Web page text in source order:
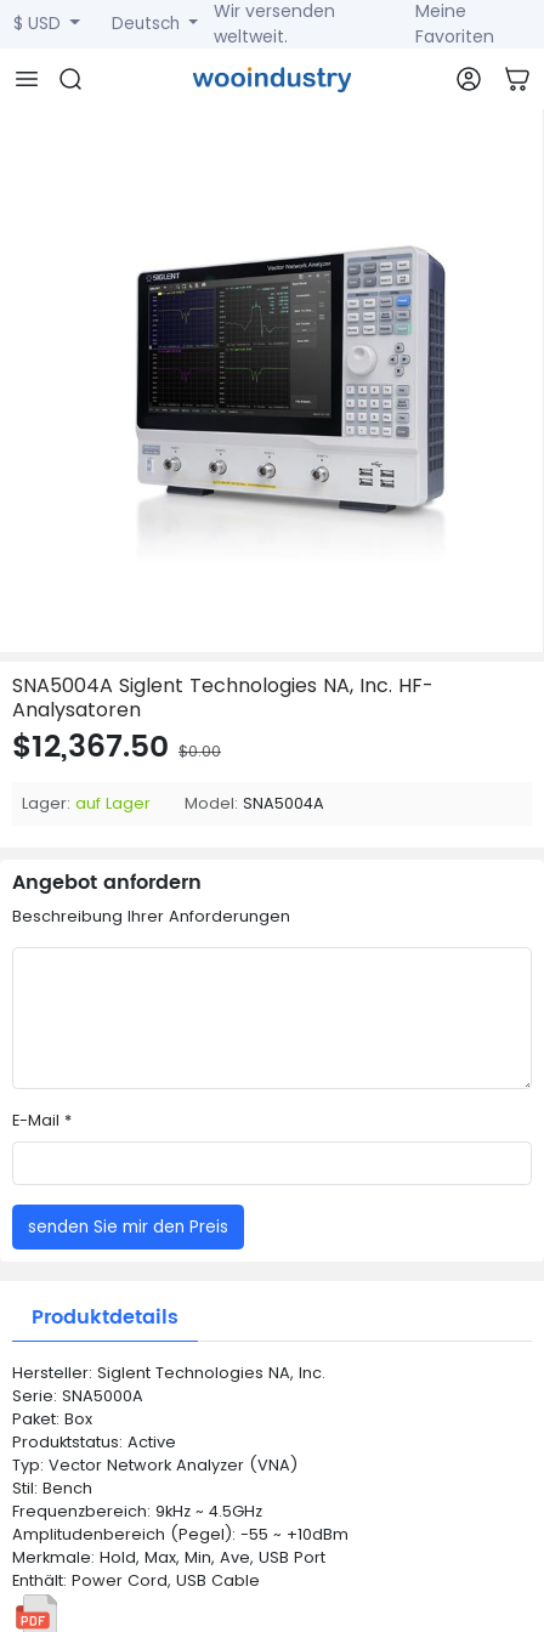
$ USD Deutsch
Wir versenden
weltweit.
Meine
Favoriten
SNA5004A Siglent Technologies NA, Inc. HF-
Analysatoren
$12,367.50 $0.00
Lager: auf Lager Model: SNA5004A
Angebot anfordern
Beschreibung Ihrer Anforderungen
E-Mail *
senden Sie mir den Preis
Produktdetails
Hersteller: Siglent Technologies NA, Inc.
Serie: SNA5000A
Paket: Box
Produktstatus: Active
Typ: Vector Network Analyzer (VNA)
Stil: Bench
Frequenzbereich: 9kHz ~ 4.5GHz
Amplitudenbereich (Pegel): -55 ~ +10dBm
Merkmale: Hold, Max, Min, Ave, USB Port
Enthält: Power Cord, USB Cable